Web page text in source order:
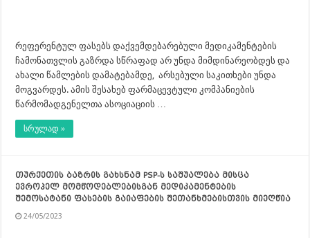
რეფერენტულ ფასებს დაქვემდებარებული მედიკამენტების
ჩამონათვლის გაზრდა სწრაფად არ უნდა მიმდინარეობდეს და
ახალი წამლების დამატებამდე, არსებული საკითხები უნდა
მოგვარდეს. ამის შესახებ ფარმაცევტული კომპანიების
წარმომადგენელთა ასოციაციის …
სრულად »
თურქეთის ბაზრის გახსნამ PSP-ს საშუალება მისცა
ევროპელ მომწოდებლებისგან მედიკამენტების
შემოსატანი ფასების გაიაფების შეთანხმებისთვის მიეღწია
24/05/2023